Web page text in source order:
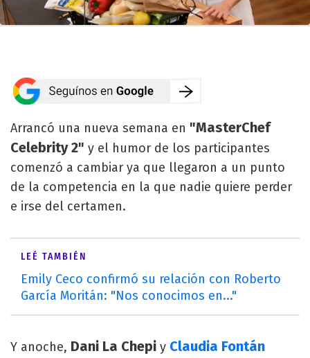
Arrancó una nueva semana en "MasterChef
Celebrity 2" y el humor de los participantes
comenzó a cambiar ya que llegaron a un punto
de la competencia en la que nadie quiere perder
e irse del certamen.
LEÉ TAMBIÉN
Emily Ceco confirmó su relación con Roberto
García Moritán: "Nos conocimos en..."
Y anoche, Dani La Chepi y Claudia Fontán